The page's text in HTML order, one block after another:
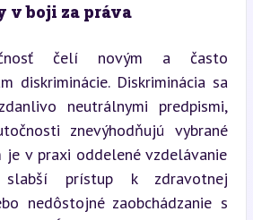
v boji za práva
čelí novým a často
diskriminácie. Diskriminácia sa
neutrálnymi predpismi,
znevýhodňujú vybrané
je v praxi oddelené vzdelávanie
slabší prístup k zdravotnej
nedôstojné zaobchádzanie s